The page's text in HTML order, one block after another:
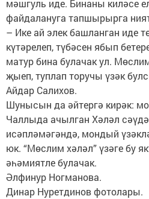
мәшгуль иде. Бинаны киләсе
файдалануга тапшырырга
– Ике ай элек башланган иде
күтәрелеп, түбәсен ябып
матур бина булачак ул.
җыеп, туплап торучы үзәк
Айдар Салихов.
Шунысын да әйтергә кирәк:
Чаллыда ачылган Хәләл
исәпләмәгәндә, мондый
юк. “Мөслим хәләл” үзәге бу
әһәмиятле булачак.
Әлфинур Ногманова.
Динар Нуретдинов фотолары.